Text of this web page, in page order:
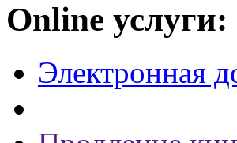
Online услуги:
Электронная